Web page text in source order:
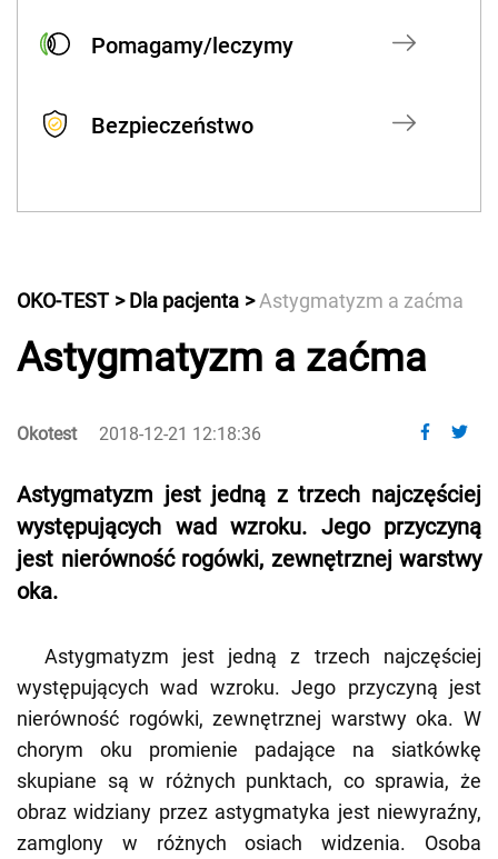
Pomagamy/leczymy
Bezpieczeństwo
OKO-TEST Dla pacjenta Astygmatyzm a zaćma
Astygmatyzm a zaćma
Okotest 2018-12-21 12:18:36
Astygmatyzm jest jedną z trzech najczęściej
występujących wad wzroku. Jego przyczyną
jest nierówność rogówki, zewnętrznej warstwy
oka.
Astygmatyzm jest jedną z trzech najczęściej
występujących wad wzroku. Jego przyczyną jest
nierówność rogówki, zewnętrznej warstwy oka. W
chorym oku promienie padające na siatkówkę
skupiane są w różnych punktach, co sprawia, że
obraz widziany przez astygmatyka jest niewyraźny,
zamglony w różnych osiach widzenia. Osoba